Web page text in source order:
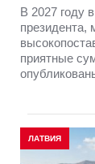
В 2027 году
президента,
приятные
ЛАТВИЯ